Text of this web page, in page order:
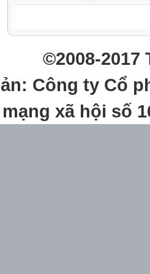
đã cho;©2008-2017
Công ty Cổ
xã hội số